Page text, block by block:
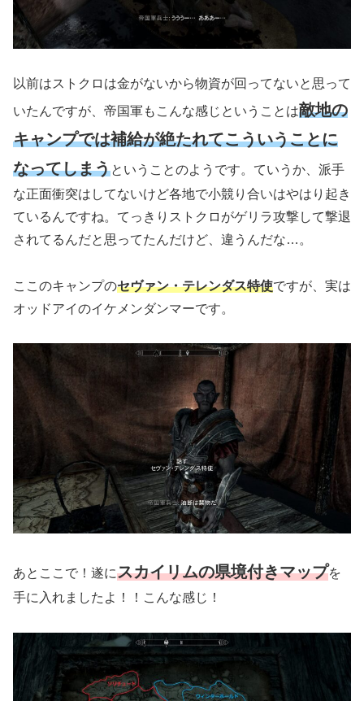
以前はストクロは金がないから物資が回ってないと思って
いたんですが、帝国軍もこんな感じということは敵地の
キャンプでは補給が絶たれてこういうことに
なってしまうということのようです。ていうか、派手
な正面衝突はしてないけど各地で小競り合いはやはり起き
ているんですね。てっきりストクロがゲリラ攻撃して撃退
されてるんだと思ってたんだけど、違うんだな…。
ここのキャンプのセヴァン・テレンダス特使ですが、実は
オッドアイのイケメンダンマーです。
あとここで！遂にスカイリムの県境付きマップを
手に入れましたよ！！こんな感じ！